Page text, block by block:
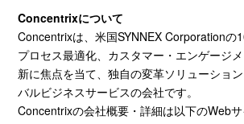
Concentrixについて
Concentrixは、米国SYNNEX Corporationの
プロセス最適化、カスタマー・エンゲージ
新に焦点を当て、独自の変革ソリューショ
バルビジネスサービスの会社です。
Concentrixの会社概要・詳細は以下のWeb